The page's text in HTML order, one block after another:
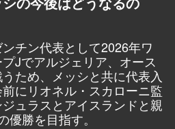
チン代表として2026年ワ
Jでアルジェリア、オース
ため、メッシと共に代表入
にリオネル・スカローニ監
ュラスとアイスランドと親
勝を目指す。